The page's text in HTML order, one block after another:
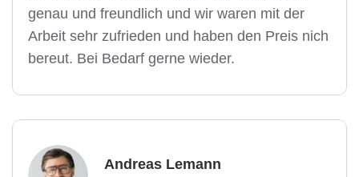
genau und freundlich und wir waren mit der
Arbeit sehr zufrieden und haben den Preis nich
bereut. Bei Bedarf gerne wieder.
Andreas Lemann